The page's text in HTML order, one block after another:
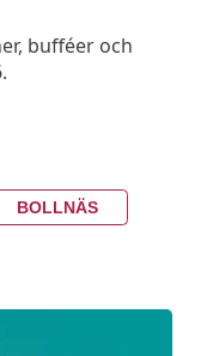
bufféer och
BOLLNÄS